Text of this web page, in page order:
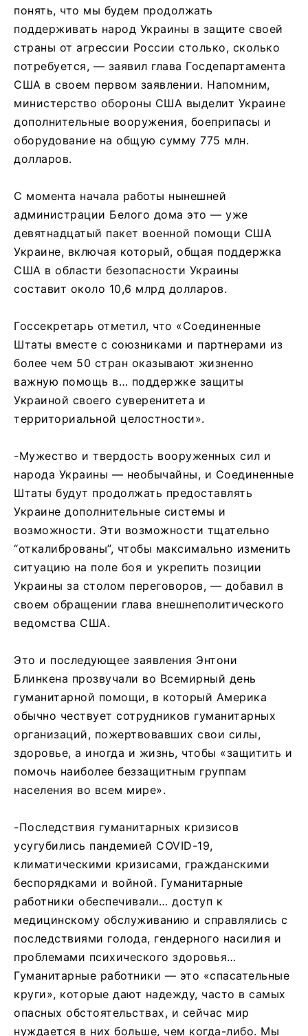
понять, что мы будем продолжать
поддерживать народ Украины в защите своей
страны от агрессии России столько, сколько
потребуется, — заявил глава Госдепартамента
США в своем первом заявлении. Напомним,
министерство обороны США выделит Украине
дополнительные вооружения, боеприпасы и
оборудование на общую сумму 775 млн.
долларов.
С момента начала работы нынешней
администрации Белого дома это — уже
девятнадцатый пакет военной помощи США
Украине, включая который, общая поддержка
США в области безопасности Украины
составит около 10,6 млрд долларов.
Госсекретарь отметил, что «Соединенные
Штаты вместе с союзниками и партнерами из
более чем 50 стран оказывают жизненно
важную помощь в… поддержке защиты
Украиной своего суверенитета и
территориальной целостности».
-Мужество и твердость вооруженных сил и
народа Украины — необычайны, и Соединенные
Штаты будут продолжать предоставлять
Украине дополнительные системы и
возможности. Эти возможности тщательно
“откалиброваны”, чтобы максимально изменить
ситуацию на поле боя и укрепить позиции
Украины за столом переговоров, — добавил в
своем обращении глава внешнеполитического
ведомства США.
Это и последующее заявления Энтони
Блинкена прозвучали во Всемирный день
гуманитарной помощи, в который Америка
обычно чествует сотрудников гуманитарных
организаций, пожертвовавших свои силы,
здоровье, а иногда и жизнь, чтобы «защитить и
помочь наиболее беззащитным группам
населения во всем мире».
-Последствия гуманитарных кризисов
усугубились пандемией COVID-19,
климатическими кризисами, гражданскими
беспорядками и войной. Гуманитарные
работники обеспечивали… доступ к
медицинскому обслуживанию и справлялись с
последствиями голода, гендерного насилия и
проблемами психического здоровья…
Гуманитарные работники — это «спасательные
круги», которые дают надежду, часто в самых
опасных обстоятельствах, и сейчас мир
нуждается в них больше, чем когда-либо. Мы